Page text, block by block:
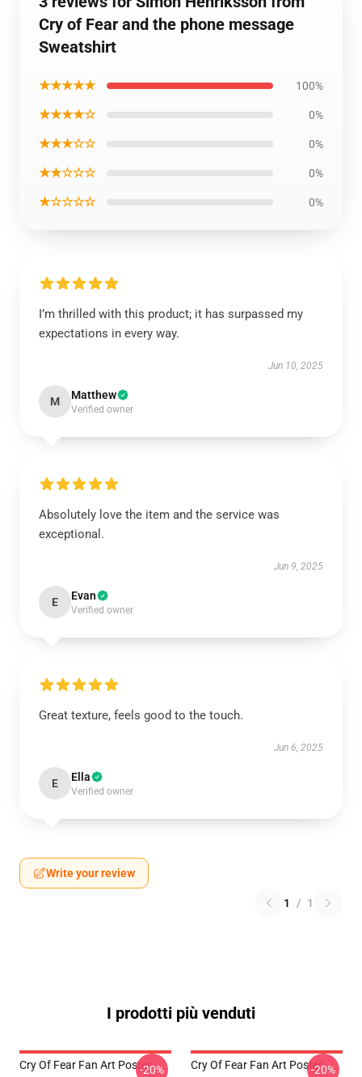
Cry of Fear and the phone message
Sweatshirt
★★★★★ 100%
★★★★☆ 0%
★★★☆☆ 0%
★★☆☆☆ 0%
★☆☆☆☆ 0%
I’m thrilled with this product; it has surpassed my
expectations in every way.
Jun 10, 2025
M Matthew
Verified owner
Absolutely love the item and the service was
exceptional.
Jun 9, 2025
E Evan
Verified owner
Great texture, feels good to the touch.
Jun 6, 2025
E Ella
Verified owner
Write your review
1 / 1
I prodotti più venduti
Cry Of Fear Fan Art Poster-20% Cry Of Fear Fan Art Poster-20%